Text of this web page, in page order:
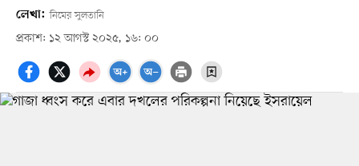
লেখা: নিমের সুলতানি
প্রকাশ: ১২ আগস্ট ২০২৫, ১৬: ০০